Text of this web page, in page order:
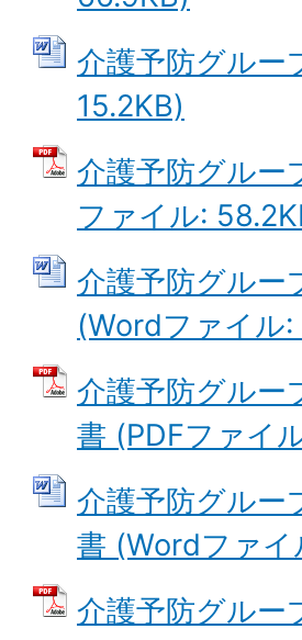
介護予防グルー
15.2KB)
介護予防グルー
ファイル:
介護予防グルー
(Wordファイル:
介護予防グルー
書 (PDFファイ
介護予防グルー
書 (Wordファイ
介護予防グルー